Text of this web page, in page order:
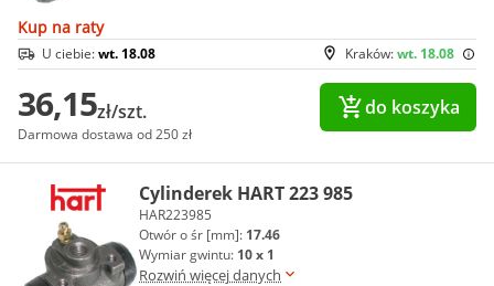
Kup na raty
Kraków:wt. 18.08
U ciebie:wt. 18.08
36,15zł/szt.
Darmowa dostawa od 250 zł
do koszyka
Cylinderek HART 223 985
HAR223985
Otwór o śr [mm]: 17.46
Wymiar gwintu: 10 x 1
Rozwiń więcej danych